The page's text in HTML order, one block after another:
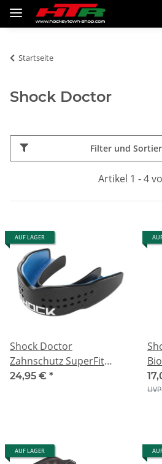
Startseite
Shock Doctor
Filter und
Artikel 1 - 4
AUF LAGER
Shock Doctor
Zahnschutz SuperFit
Power
24,95 € *
AUF LAGER